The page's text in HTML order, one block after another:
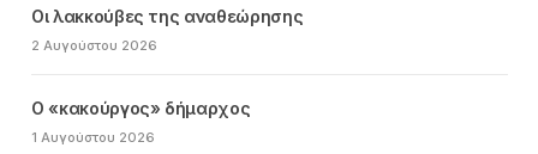
Οι λακκούβες της αναθεώρησης
2 Αυγούστου 2026
Ο «κακούργος» δήμαρχος
1 Αυγούστου 2026